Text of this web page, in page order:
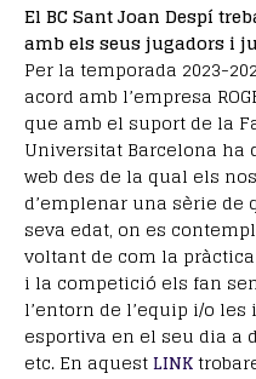
El BC Sant Joan Despí
amb els seus jugadors i
Per la temporada 2023-
acord amb l’empresa
que amb el suport de la
Universitat Barcelona
web des de la qual els
d’emplenar una sèrie
seva edat, on es
voltant de com la
i la competició els fan
l’entorn de l’equip i/o
esportiva en el seu dia a
etc. En aquestLINK